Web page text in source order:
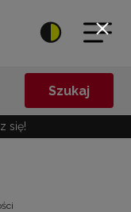
Szukaj
się!